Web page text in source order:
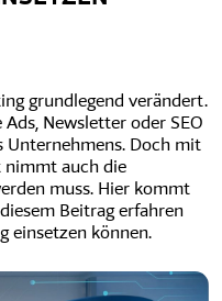
grundlegend verändert.
Ads, Newsletter oder SEO
Unternehmens. Doch mit
nimmt auch die
muss. Hier kommt
Beitrag erfahren
einsetzen können.